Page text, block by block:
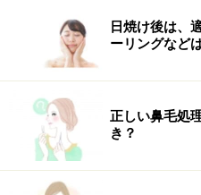
ハンドクリームを浸
スペシャルケアで、見違える
日焼け後は、
ーリングなど
正しい鼻毛処
き？